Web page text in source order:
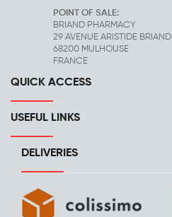
POINT OF SALE:
BRIAND PHARMACY
29 AVENUE ARISTIDE BRIAND
68200 MULHOUSE
FRANCE
QUICK ACCESS
USEFUL LINKS
DELIVERIES